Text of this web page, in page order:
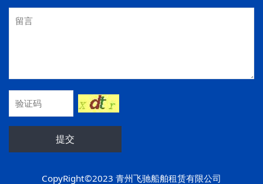
提交
CopyRight©2023 青州飞驰船舶租赁有限公司